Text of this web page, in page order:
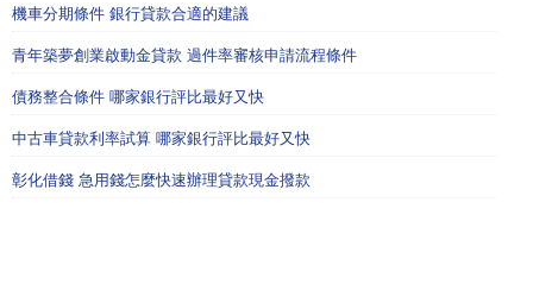
機車分期條件 銀行貸款合適的建議
青年築夢創業啟動金貸款 過件率審核申請流程條件
債務整合條件 哪家銀行評比最好又快
中古車貸款利率試算 哪家銀行評比最好又快
彰化借錢 急用錢怎麼快速辦理貸款現金撥款